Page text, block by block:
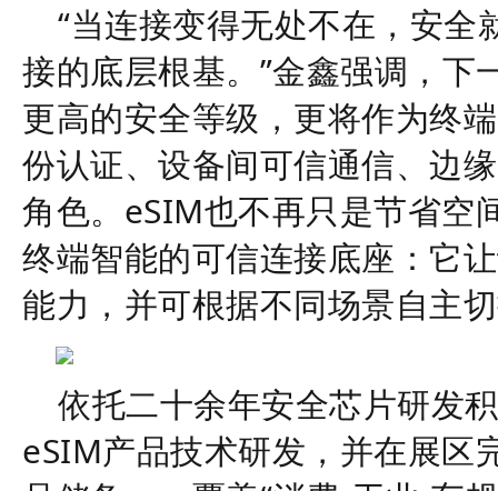
“当连接变得无处不在，安
接的底层根基。 ”金鑫强调，下
更高的安全等级，更将作为终
份认证、设备间可信通信、边
角色。 eSIM也不再只是节省空
终端智能的可信连接底座：它
能力，并可根据不同场景自主
依托二十余年安全芯片研发
eSIM产品技术研发，并在展区